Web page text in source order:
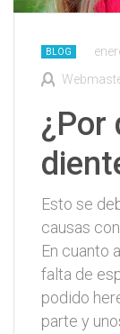
BLOG
¿Por
Esto se
causas
En cuanto
falta de
podido
parte y